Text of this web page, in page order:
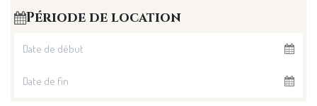
Période de location